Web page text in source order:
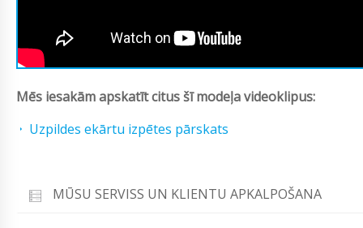
Mēs iesakām apskatīt citus šī modeļa videoklipus:
Uzpildes ekārtu izpētes pārskats
MŪSU SERVISS UN KLIENTU APKALPOŠANA